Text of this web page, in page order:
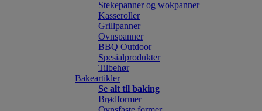
Stekepanner og wokpanner
Kasseroller
Grillpanner
Ovnspanner
BBQ Outdoor
Spesialprodukter
Tilbehør
Bakeartikler
Se alt til baking
Brødformer